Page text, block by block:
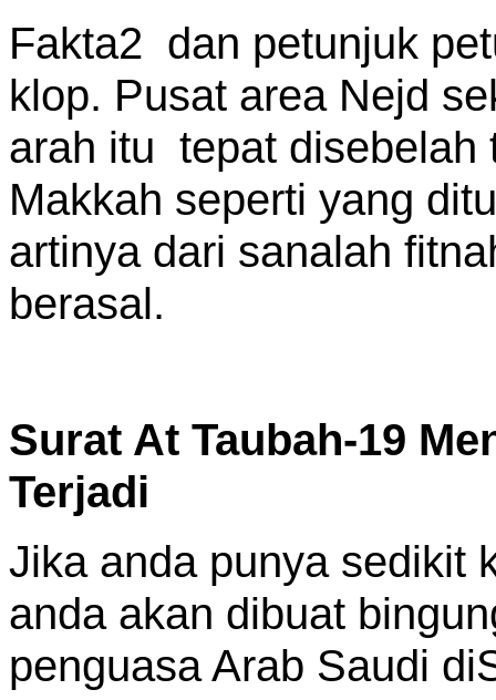
Fakta2 dan petunjuk
klop. Pusat area Nejd
arah itu tepat disebelah
Makkah seperti yang
artinya dari sanalah
berasal.
Surat At Taubah-19
Terjadi
Jika anda punya sedikit
anda akan dibuat
penguasa Arab Saudi